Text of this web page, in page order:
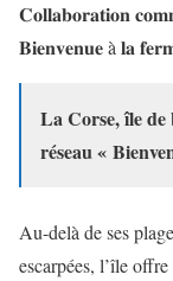
𝐂𝐨𝐥𝐥𝐚𝐛𝐨𝐫𝐚𝐭𝐢𝐨𝐧
𝐁𝐢𝐞𝐧𝐯𝐞𝐧𝐮𝐞 à 𝐥𝐚
La Corse, île de
réseau «
Au-delà de ses
escarpées, l’île